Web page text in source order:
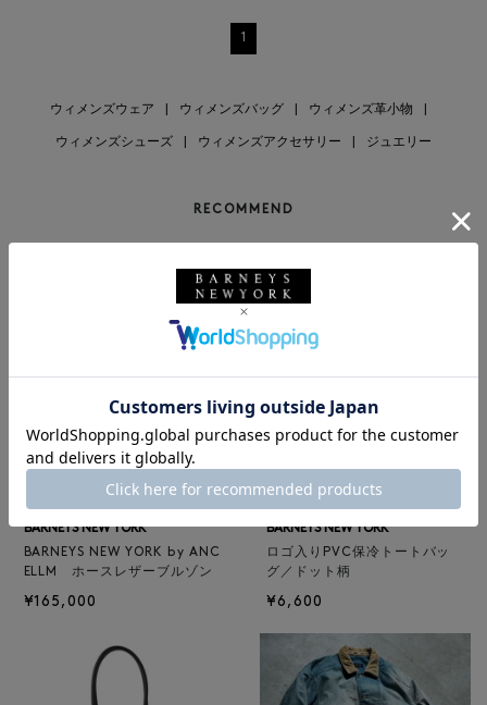
1
ウィメンズウェア ウィメンズバッグ ウィメンズ革小物
ウィメンズシューズ ウィメンズアクセサリー ジュエリー
RECOMMEND
BARNEYS NEW YORK
BARNEYS NEW YORK by ANC
ELLM ホースレザーブルゾン
¥165,000
NEW
BARNEYS NEW YORK
ロゴ入りPVC保冷トートバッ
グ／ドット柄
¥6,600